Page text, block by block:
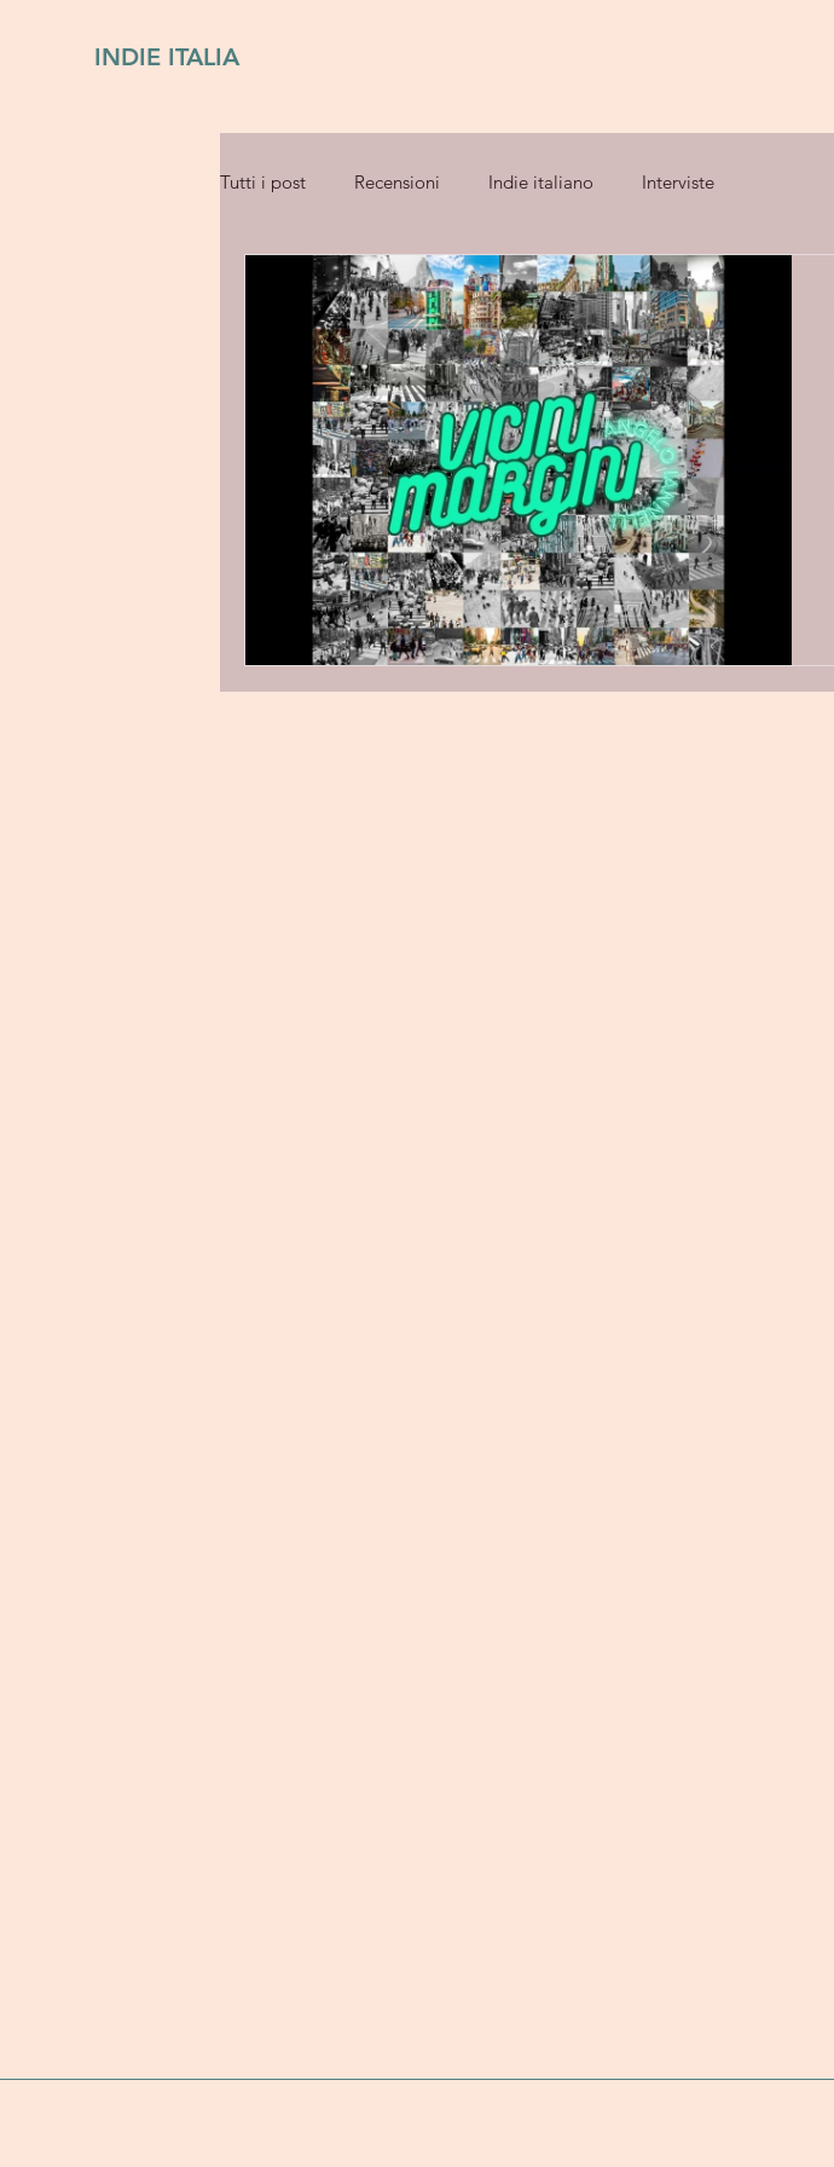
INDIE ITALIA
Tutti i post Recensioni Indie italiano Interviste